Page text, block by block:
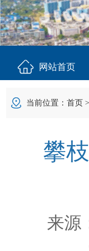
网站首页
当前位置： 首页 >
攀
来源